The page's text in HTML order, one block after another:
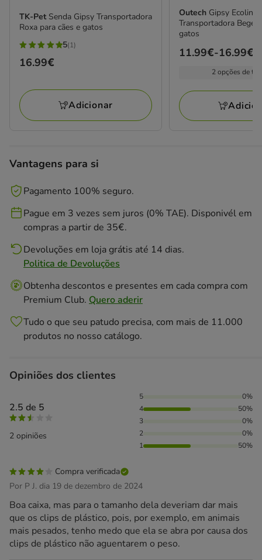
TK-Pet Senda Gipsy Transportadora
Roxa para cães e gatos
5
estrelas
1
avaliações
5(1)
Preço
16.99€
Adicionar
Outech Gipsy Ecoline
Transportadora Bege
gatos
Preço
a
16.99€
11.99€-16.99€
2 opções de
Vantagens para si
Pagamento 100% seguro.
Pague em 3 vezes sem juros (0% TAE). Disponivél em
compras a partir de 35€.
Devoluções em loja grátis até 14 dias.
Politica de Devoluções
Obtenha descontos e presentes em cada compra com
Premium Club. Quero aderir
Tudo o que seu patudo precisa, com mais de 11.000
produtos no nosso catálogo.
Opiniões dos clientes
2.5 de 5
2 opiniões
50% das pessoas avaliaram com 4 estrelas, 50% das
5
0%
4
50%
3
0%
2
0%
1
50%
Compra verificada
Por P J. dia 19 de dezembro de 2024
Boa caixa, mas para o tamanho dela deveriam dar mais
que os clips de plástico, pois, por exemplo, em animais
mais pesados, tenho medo que ela se abra por causa dos
clips de plástico não aguentarem o peso.